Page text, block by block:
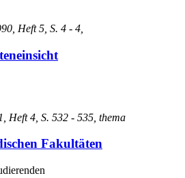
Heft 5, S. 4 - 4,
Heft 4, S. 532 - 535, thema
Fakultäten